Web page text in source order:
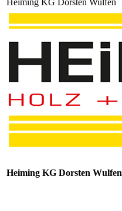
Heiming KG Dorsten Wulfen
Heiming KG Dorsten Wulfen